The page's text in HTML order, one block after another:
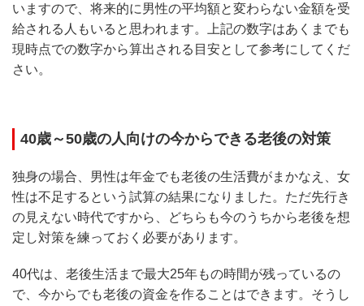
いますので、将来的に男性の平均額と変わらない金額を受
給される人もいると思われます。上記の数字はあくまでも
現時点での数字から算出される目安として参考にしてくだ
さい。
40歳～50歳の人向けの今からできる老後の対策
独身の場合、男性は年金でも老後の生活費がまかなえ、女
性は不足するという試算の結果になりました。ただ先行き
の見えない時代ですから、どちらも今のうちから老後を想
定し対策を練っておく必要があります。
40代は、老後生活まで最大25年もの時間が残っているの
で、今からでも老後の資金を作ることはできます。そうし